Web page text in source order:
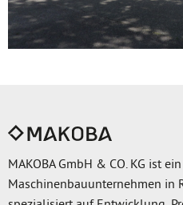
MAKOBA GmbH & CO. KG ist
Maschinenbauunternehmen